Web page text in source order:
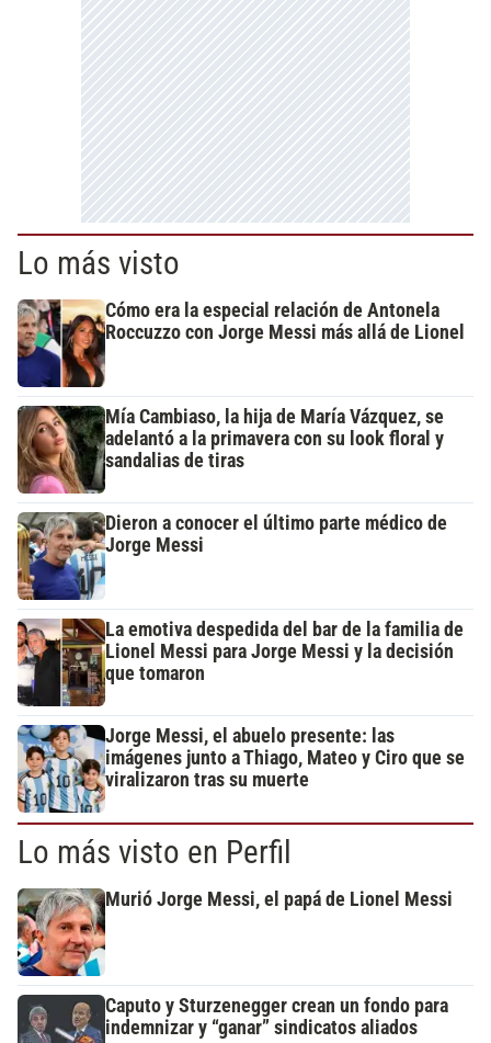
Lo más visto
Cómo era la especial relación de Antonela
Roccuzzo con Jorge Messi más allá de Lionel
Mía Cambiaso, la hija de María Vázquez, se
adelantó a la primavera con su look floral y
sandalias de tiras
Dieron a conocer el último parte médico de
Jorge Messi
La emotiva despedida del bar de la familia de
Lionel Messi para Jorge Messi y la decisión
que tomaron
Jorge Messi, el abuelo presente: las
imágenes junto a Thiago, Mateo y Ciro que se
viralizaron tras su muerte
Lo más visto en Perfil
Murió Jorge Messi, el papá de Lionel Messi
Caputo y Sturzenegger crean un fondo para
indemnizar y “ganar” sindicatos aliados